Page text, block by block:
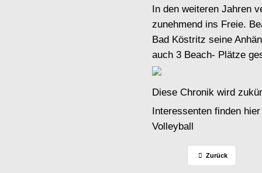
In den weiteren Jahren
zunehmend ins Freie.
Bad Köstritz seine
auch 3 Beach- Plätze
Diese Chronik wird
Interessenten finden
Volleyball
Zurück